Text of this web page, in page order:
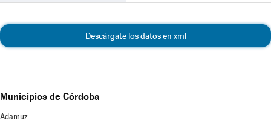
Descárgate los datos en xml
Municipios de Córdoba
Adamuz